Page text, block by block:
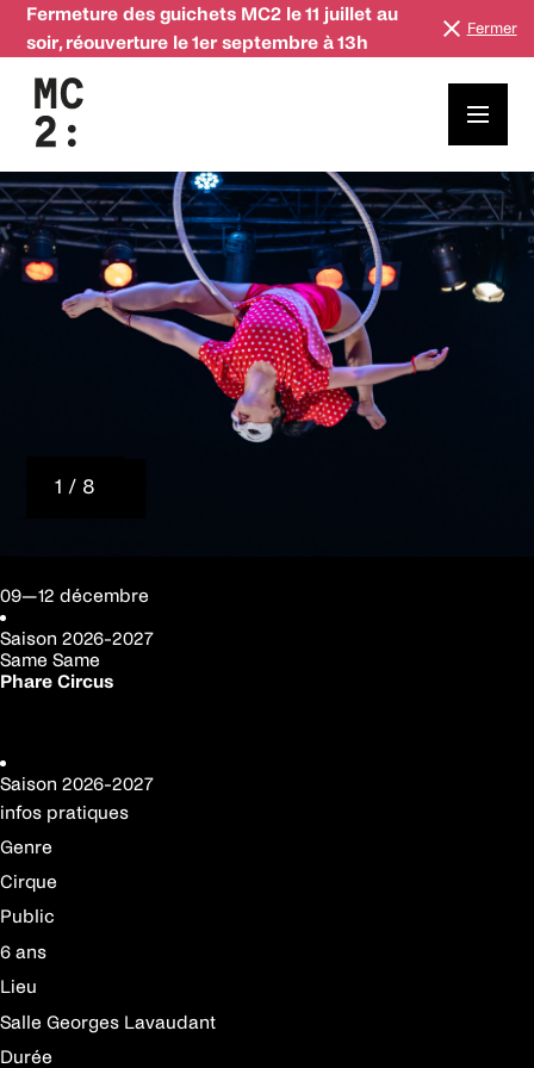
Fermeture des guichets MC2 le 11 juillet au
soir, réouverture le 1er septembre à 13h
Fermer
1 / 8
09—12 décembre
Saison 2026-2027
Same Same
Phare Circus
Saison 2026-2027
infos pratiques
Genre
Cirque
Public
6 ans
Lieu
Salle Georges Lavaudant
Durée